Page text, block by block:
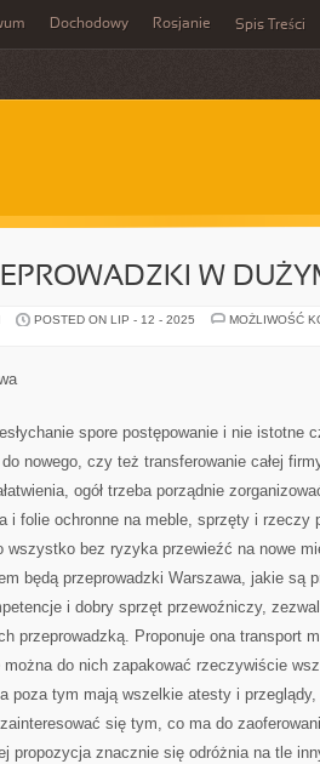
Dochodowy Rosjanie Spis Treści
W
POSTED ON LIP - 12 - 2025
MOŻLIWOŚĆ
spore postępowanie i nie istotne
nowego, czy też transferowanie całej
ogół trzeba porządnie
i folie ochronne na meble, sprzęty i rzeczy
wszystko bez ryzyka przewieźć na nowe
będą przeprowadzki Warszawa, jakie są
i dobry sprzęt przewoźniczy,
przeprowadzką. Proponuje ona transport
można do nich zapakować rzeczywiście
poza tym mają wszelkie atesty i
się tym, co ma do
propozycja znacznie się odróżnia na tle